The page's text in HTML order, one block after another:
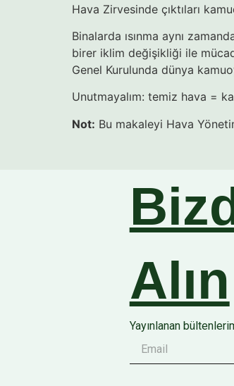
Hava Zirvesinde çıktıları
Binalarda ısınma aynı
birer iklim değişikliği ile
Genel Kurulunda dünya
Unutmayalım: temiz hava =
Not: Bu makaleyi Hava
Prof. Dr.
Alın
Yayınlanan